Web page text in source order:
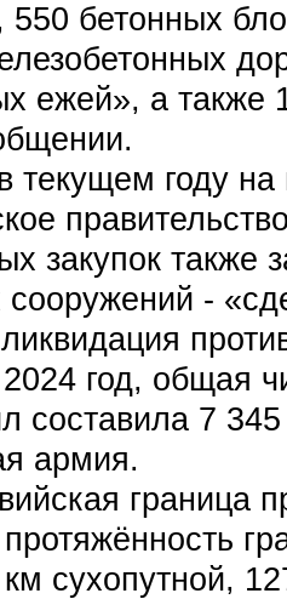
бетонных
ежей», а также
текущем году
закупок также
-
год, общая
составила 7
армия.
граница
сухопутной,